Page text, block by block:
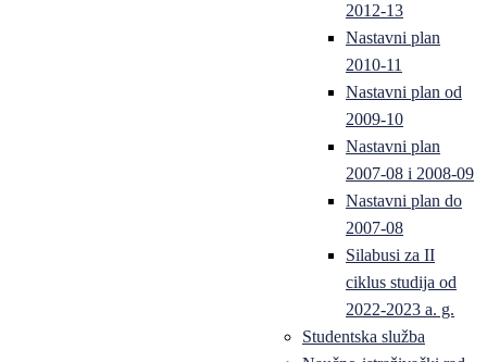
2012-13
Nastavni plan
2010-11
Nastavni plan od
2009-10
Nastavni plan
2007-08 i 2008-09
Nastavni plan do
2007-08
Silabusi za II
ciklus studija od
2022-2023 a. g.
Studentska služba